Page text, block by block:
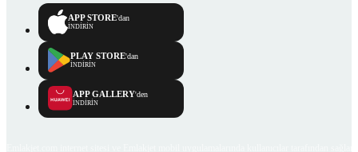
APP STORE'dan
İNDİRİN
PLAY STORE'dan
İNDİRİN
APP GALLERY'den
İNDİRİN